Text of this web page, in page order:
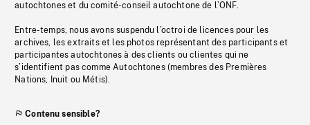
autochtones et du comité-conseil autochtone de l’ONF.
Entre-temps, nous avons suspendu l’octroi de licences pour les
archives, les extraits et les photos représentant des participants et
participantes autochtones à des clients ou clientes qui ne
s’identifient pas comme Autochtones (membres des Premières
Nations, Inuit ou Métis).
Contenu sensible?